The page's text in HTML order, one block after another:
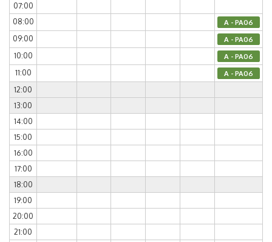
07:00
08:00
A - PA06
09:00 A - PA06
10:00 A - PA06
11:00 A - PA06
12:00
13:00
14:00
15:00
16:00
17:00
18:00
19:00
20:00
21:00